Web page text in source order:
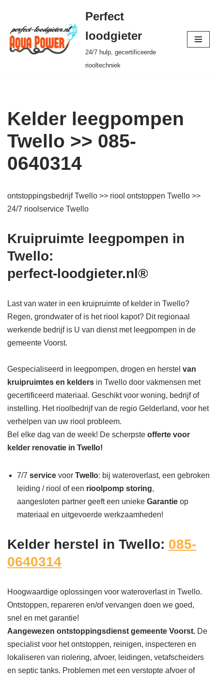
Ga
naar
de
Perfect
loodgieter
24/7 hulp, gecertificeerde
riooltechniek
Kelder leegpompen
Twello >> 085-
0640314
ontstoppingsbedrijf Twello >> riool ontstoppen Twello >>
24/7 rioolservice Twello
Kruipruimte leegpompen in
Twello:
perfect-loodgieter.nl®
Last van water in een kruipruimte of kelder in Twello?
Regen, grondwater of is het riool kapot? Dit regionaal
werkende bedrijf is U van dienst met leegpompen in de
gemeente Voorst.
Gespecialiseerd in leegpompen, drogen en herstel van
kruipruimtes en kelders in Twello door vakmensen met
gecertificeerd materiaal. Geschikt voor woning, bedrijf of
instelling. Het rioolbedrijf van de regio Gelderland, voor het
verhelpen van uw riool probleem.
Bel elke dag van de week! De scherpste offerte voor
kelder renovatie in Twello!
7/7 service voor Twello: bij wateroverlast, een gebroken
leiding / riool of een rioolpomp storing,
aangesloten partner geeft een unieke Garantie op
materiaal en uitgevoerde werkzaamheden!
Kelder herstel in Twello: 085-
0640314
Hoogwaardige oplossingen voor wateroverlast in Twello.
Ontstoppen, repareren en/of vervangen doen we goed,
snel en met garantie!
Aangewezen ontstoppingsdienst gemeente Voorst. De
specialist voor het ontstoppen, reinigen, inspecteren en
lokaliseren van riolering, afvoer, leidingen, vetafscheiders
en septic tanks. Problemen met een verstopte afvoer of